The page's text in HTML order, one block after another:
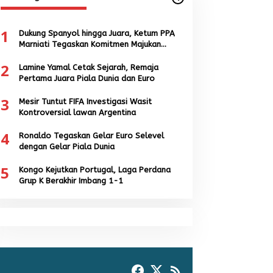
1
Dukung Spanyol hingga Juara, Ketum PPA
Marniati Tegaskan Komitmen Majukan
2
Lamine Yamal Cetak Sejarah, Remaja
Pertama Juara Piala Dunia dan Euro
3
Mesir Tuntut FIFA Investigasi Wasit
Kontroversial lawan Argentina
4
Ronaldo Tegaskan Gelar Euro Selevel
dengan Gelar Piala Dunia
5
Kongo Kejutkan Portugal, Laga Perdana
Grup K Berakhir Imbang 1-1